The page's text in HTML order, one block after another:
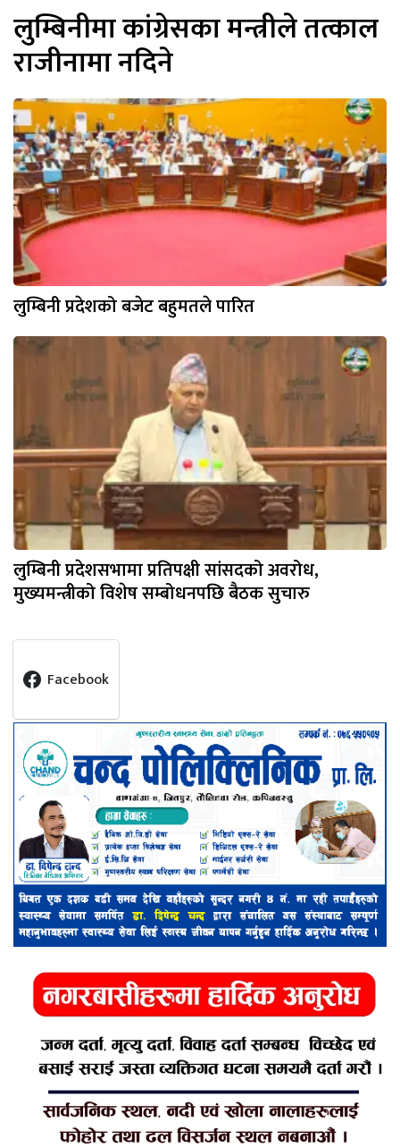
लुम्बिनीमा कांग्रेसका मन्त्रीले तत्काल
राजीनामा नदिने
लुम्बिनी प्रदेशको बजेट बहुमतले पारित
लुम्बिनी प्रदेशसभामा प्रतिपक्षी सांसदको अवरोध,
मुख्यमन्त्रीको विशेष सम्बोधनपछि बैठक सुचारु
Facebook